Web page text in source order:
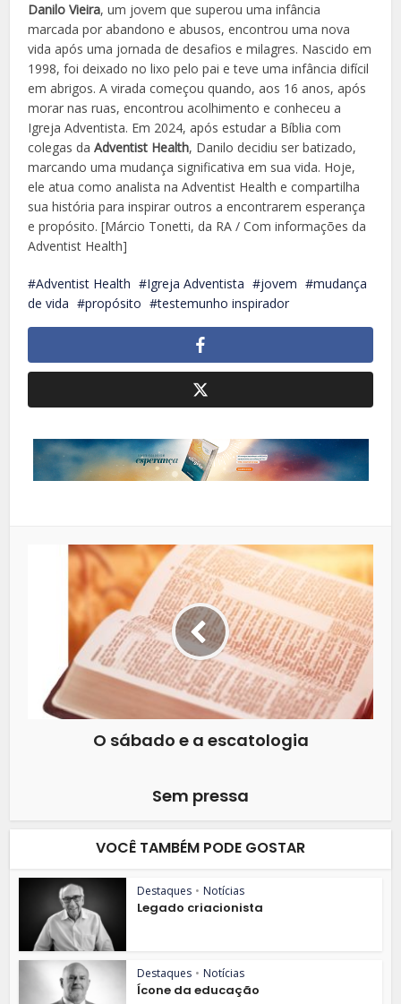
Danilo Vieira, um jovem que superou uma infância
marcada por abandono e abusos, encontrou uma nova
vida após uma jornada de desafios e milagres. Nascido em
1998, foi deixado no lixo pelo pai e teve uma infância difícil
em abrigos. A virada começou quando, aos 16 anos, após
morar nas ruas, encontrou acolhimento e conheceu a
Igreja Adventista. Em 2024, após estudar a Bíblia com
colegas daAdventist Health, Danilo decidiu ser batizado,
marcando uma mudança significativa em sua vida. Hoje,
ele atua como analista na Adventist Health e compartilha
sua história para inspirar outros a encontrarem esperança
e propósito. [Márcio Tonetti, da RA / Com informações da
Adventist Health]
Adventist Health Igreja Adventista jovem
mudança
de vida
propósito testemunho inspirador
O sábado e a escatologia
Sem pressa
VOCÊ TAMBÉM PODE GOSTAR
Destaques • Notícias
Legado criacionista
Destaques • Notícias
Ícone da educação